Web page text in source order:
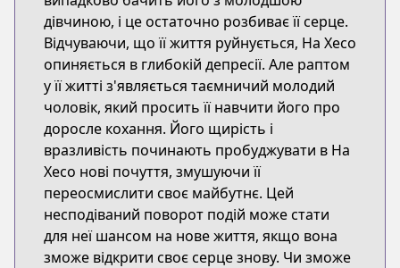
дівчиною, і це остаточно розбиває її серце.
Відчуваючи, що її життя руйнується, На Хесо
опиняється в глибокій депресії. Але раптом
у її житті з'являється таємничий молодий
чоловік, який просить її навчити його про
доросле кохання. Його щирість і
вразливість починають пробуджувати в На
Хесо нові почуття, змушуючи її
переосмислити своє майбутнє. Цей
несподіваний поворот подій може стати
для неї шансом на нове життя, якщо вона
зможе відкрити своє серце знову. Чи зможе